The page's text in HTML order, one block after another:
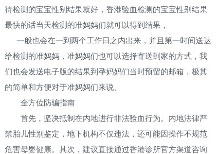
待检测的宝宝性别结果就好，香港验血检测的宝宝性别结果
最快的话当天检测的准妈妈们就可以得到结果，
一般也会在一到两个工作日之内出来，并且第一时间送达
给检测的准妈妈，准妈妈们也可以选择寄送到家的方式，我
们也会发送电子版的结果到孕妈妈们当时预留的邮箱，极其
的简单和方便对于准妈妈们来说。
全方位防骗指南
首先，坚决抵制在内地进行非法验血行为。内地法律严
禁胎儿性别鉴定，地下机构不仅违法，还可能因操作不规范
危害母婴健康。其次，建议直接通过香港诊所官方渠道咨询